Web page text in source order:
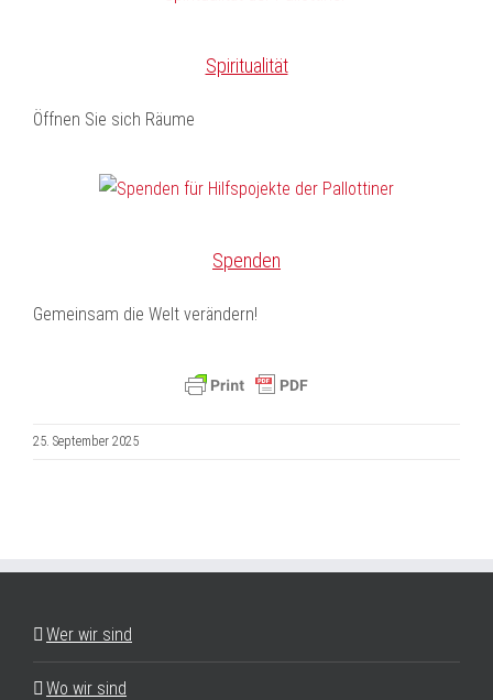
Spiritualität
Öffnen Sie sich Räume
Spenden
Gemeinsam die Welt verändern!
25. September 2025
Wer wir sind
Wo wir sind